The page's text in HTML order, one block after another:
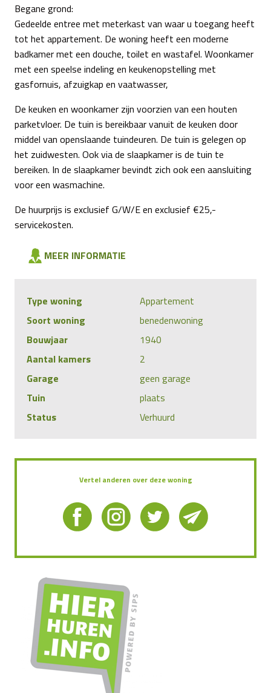
Begane grond:
Gedeelde entree met meterkast van waar u toegang heeft
tot het appartement. De woning heeft een moderne
badkamer met een douche, toilet en wastafel. Woonkamer
met een speelse indeling en keukenopstelling met
gasfornuis, afzuigkap en vaatwasser,
De keuken en woonkamer zijn voorzien van een houten
parketvloer. De tuin is bereikbaar vanuit de keuken door
middel van openslaande tuindeuren. De tuin is gelegen op
het zuidwesten. Ook via de slaapkamer is de tuin te
bereiken. In de slaapkamer bevindt zich ook een aansluiting
voor een wasmachine.
De huurprijs is exclusief G/W/E en exclusief €25,-
servicekosten.
MEER INFORMATIE
Type woning
Appartement
Soort woning
benedenwoning
Bouwjaar
1940
Aantal kamers
2
Garage
geen garage
Tuin
plaats
Status
Verhuurd
Vertel anderen over deze woning